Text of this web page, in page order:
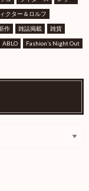
クター＆ロルフ
作 雑誌掲載 雑貨
ABLO Fashion’s Night Out